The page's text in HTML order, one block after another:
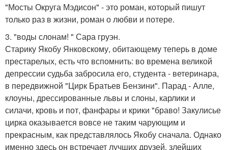
"Мосты Округа Мэдисон" - это роман, который пишут
только раз в жизни, роман о любви и потере.
3. "воды слонам! " Сара груэн.
Старику Якобу Янковскому, обитающему теперь в доме
престарелых, есть что вспомнить: во времена великой
депрессии судьба забросила его, студента - ветеринара,
в передвижной "Цирк Братьев Бензини". Парад - Алле,
клоуны, дрессированные львы и слоны, карлики и
силачи, кровь и пот, фанфары и крики "браво! Закулисье
цирка оказывается вовсе не таким чарующим и
прекрасным, как представлялось Якобу сначала. Однако
именно здесь он встречает лучших друзей, злейших